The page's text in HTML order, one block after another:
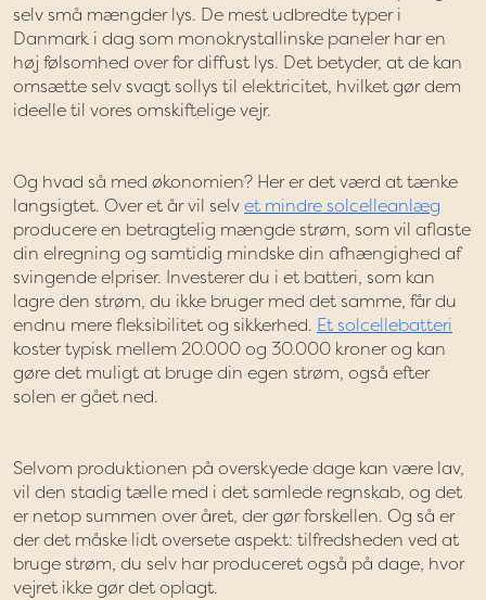
selv små mængder lys. De mest udbredte typer i
Danmark i dag som monokrystallinske paneler har en
høj følsomhed over for diffust lys. Det betyder, at de kan
omsætte selv svagt sollys til elektricitet, hvilket gør dem
ideelle til vores omskiftelige vejr.
Og hvad så med økonomien? Her er det værd at tænke
langsigtet. Over et år vil selv et mindre solcelleanlæg
producere en betragtelig mængde strøm, som vil aflaste
din elregning og samtidig mindske din afhængighed af
svingende elpriser. Investerer du i et batteri, som kan
lagre den strøm, du ikke bruger med det samme, får du
endnu mere fleksibilitet og sikkerhed. Et solcellebatteri
koster typisk mellem 20.000 og 30.000 kroner og kan
gøre det muligt at bruge din egen strøm, også efter
solen er gået ned.
Selvom produktionen på overskyede dage kan være lav,
vil den stadig tælle med i det samlede regnskab, og det
er netop summen over året, der gør forskellen. Og så er
der det måske lidt oversete aspekt: tilfredsheden ved at
bruge strøm, du selv har produceret også på dage, hvor
vejret ikke gør det oplagt.